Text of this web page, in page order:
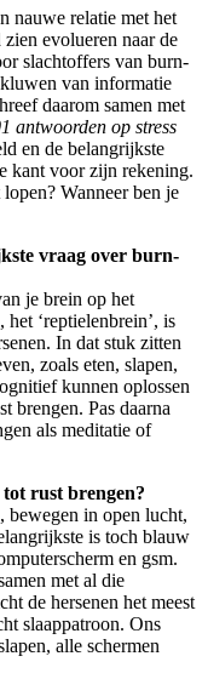
nauwe relatie met het
evolueren naar de
slachtoffers van burn-
van informatie
daarom samen met
antwoorden op stress
en de belangrijkste
kant voor zijn rekening.
Wanneer ben je
vraag over burn-
je brein op het
‘reptielenbrein’, is
In dat stuk zitten
zoals eten, slapen,
kunnen oplossen
brengen. Pas daarna
als meditatie of
rust brengen?
bewegen in open lucht,
is toch blauw
en gsm.
met al die
de hersenen het meest
slaappatroon. Ons
alle schermen